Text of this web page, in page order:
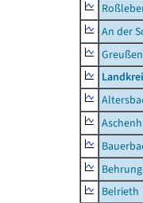
An der
Belrieth